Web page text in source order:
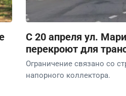
С 20 апреля ул.
перекроют для
Ограничение связано со
напорного коллектора.